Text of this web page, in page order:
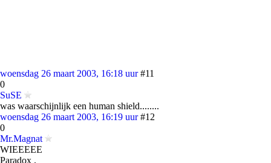
woensdag 26 maart 2003, 16:18 uur #11
0
SuSE
was waarschijnlijk een human shield........
woensdag 26 maart 2003, 16:19 uur #12
0
Mr.Magnat
WIEEEEE
Paradox .